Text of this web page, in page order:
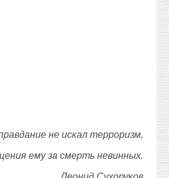
не искал терроризм,
ему за смерть невинных.